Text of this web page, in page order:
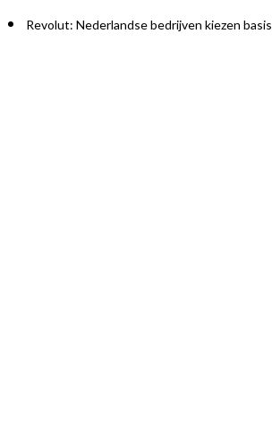
Revolut: Nederlandse bedrijven kiezen